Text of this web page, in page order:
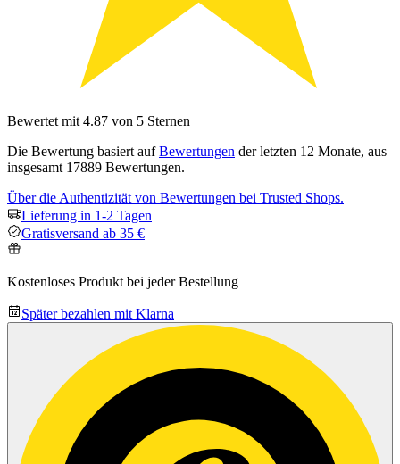
Bewertet mit 4.87 von 5 Sternen
Die Bewertung basiert aufBewertungen der letzten 12 Monate, aus
insgesamt 17889 Bewertungen.
Über die Authentizität von Bewertungen bei Trusted Shops.
Lieferung in 1-2 Tagen
Gratisversand ab 35 €
Kostenloses Produkt bei jeder Bestellung
Später bezahlen mit Klarna